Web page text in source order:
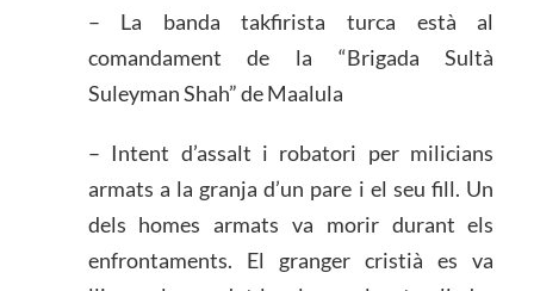
– La banda takfirista turca està al
comandament de la “Brigada Sultà
Suleyman Shah” de Maalula
– Intent d’assalt i robatori per milicians
armats a la granja d’un pare i el seu fill. Un
dels homes armats va morir durant els
enfrontaments. El granger cristià es va